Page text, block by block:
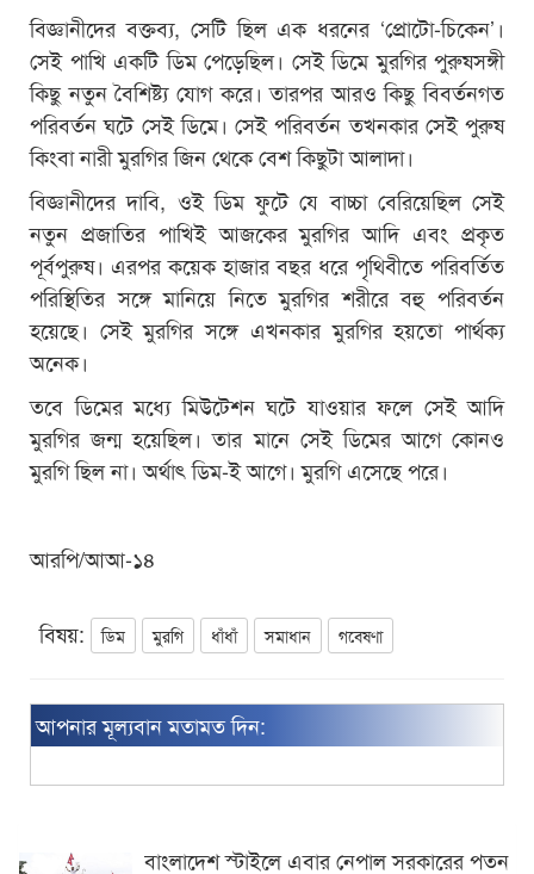
বিজ্ঞানীদের বক্তব্য, সেটি ছিল এক ধরনের ‘প্রোটো-চিকেন’।
সেই পাখি একটি ডিম পেড়েছিল। সেই ডিমে মুরগির পুরুষসঙ্গী
কিছু নতুন বৈশিষ্ট্য যোগ করে। তারপর আরও কিছু বিবর্তনগত
পরিবর্তন ঘটে সেই ডিমে। সেই পরিবর্তন তখনকার সেই পুরুষ
কিংবা নারী মুরগির জিন থেকে বেশ কিছুটা আলাদা।
বিজ্ঞানীদের দাবি, ওই ডিম ফুটে যে বাচ্চা বেরিয়েছিল সেই
নতুন প্রজাতির পাখিই আজকের মুরগির আদি এবং প্রকৃত
পূর্বপুরুষ। এরপর কয়েক হাজার বছর ধরে পৃথিবীতে পরিবর্তিত
পরিস্থিতির সঙ্গে মানিয়ে নিতে মুরগির শরীরে বহু পরিবর্তন
হয়েছে। সেই মুরগির সঙ্গে এখনকার মুরগির হয়তো পার্থক্য
অনেক।
তবে ডিমের মধ্যে মিউটেশন ঘটে যাওয়ার ফলে সেই আদি
মুরগির জন্ম হয়েছিল। তার মানে সেই ডিমের আগে কোনও
মুরগি ছিল না। অর্থাৎ ডিম-ই আগে। মুরগি এসেছে পরে।
আরপি/আআ-১৪
বিষয়: ডিম মুরগি ধাঁধাঁ সমাধান গবেষণা
আপনার মূল্যবান মতামত দিন:
বাংলাদেশ স্টাইলে এবার নেপাল সরকারের পতন